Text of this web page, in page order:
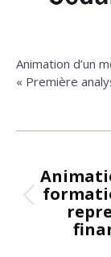
Animation d’un
« Première
de